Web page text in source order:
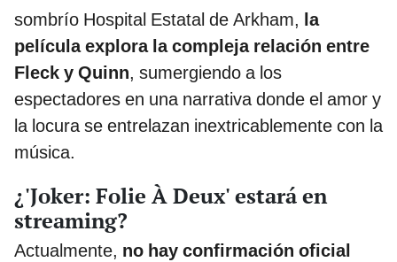
sombrío Hospital Estatal de Arkham, la
película explora la compleja relación entre
Fleck y Quinn, sumergiendo a los
espectadores en una narrativa donde el amor y
la locura se entrelazan inextricablemente con la
música.
¿'Joker: Folie À Deux' estará en
streaming?
Actualmente, no hay confirmación oficial